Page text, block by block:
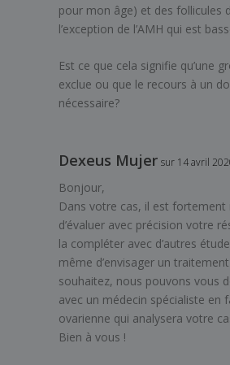
pour mon âge) et des follicules
l’exception de l’AMH qui est
Est ce que cela signifie qu’une
exclue ou que le recours à un
nécessaire?
Dexeus Mujer sur 14 avril
Bonjour,
Dans votre cas, il est fortement
d’évaluer avec précision votre
la compléter avec d’autres
même d’envisager un
souhaitez, nous pouvons vous
avec un médecin spécialiste en
ovarienne qui analysera votre
Bien à vous !